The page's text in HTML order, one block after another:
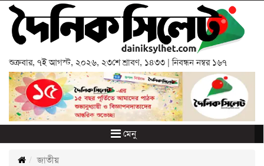
শুক্রবার, ৭ই আগস্ট, ২০২৬, ২৩শে শ্রাবণ, ১৪৩৩ | নিবন্ধন নম্বর ১৬৭
মেনু
জাতীয়